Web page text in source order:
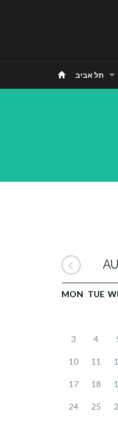
תל אביב
MON TUE
3 4
10 11
17 18
24 25